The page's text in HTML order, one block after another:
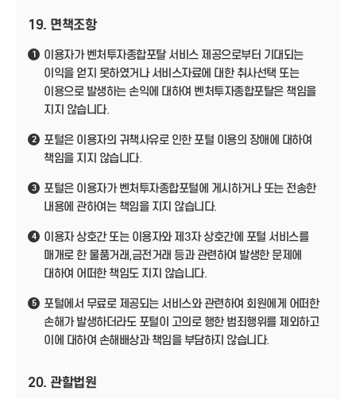
19. 면책조항
1
이용자가 벤처투자종합포탈 서비스 제공으로부터 기대되는
이익을 얻지 못하였거나 서비스자료에 대한 취사선택 또는
이용으로 발생하는 손익에 대하여 벤처투자종합포탈은 책임을
지지 않습니다.
2
포털은 이용자의 귀책사유로 인한 포털 이용의 장애에 대하여
책임을 지지 않습니다.
3
포털은 이용자가 벤처투자종합포털에 게시하거나 또는 전송한
내용에 관하여는 책임을 지지 않습니다.
4
이용자 상호간 또는 이용자와 제3자 상호간에 포털 서비스를
매개로 한 물품거래,금전거래 등과 관련하여 발생한 문제에
대하여 어떠한 책임도 지지 않습니다.
5
포털에서 무료로 제공되는 서비스와 관련하여 회원에게 어떠한
손해가 발생하더라도 포털이 고의로 행한 범죄행위를 제외하고
이에 대하여 손해배상과 책임을 부담하지 않습니다.
20. 관할법원